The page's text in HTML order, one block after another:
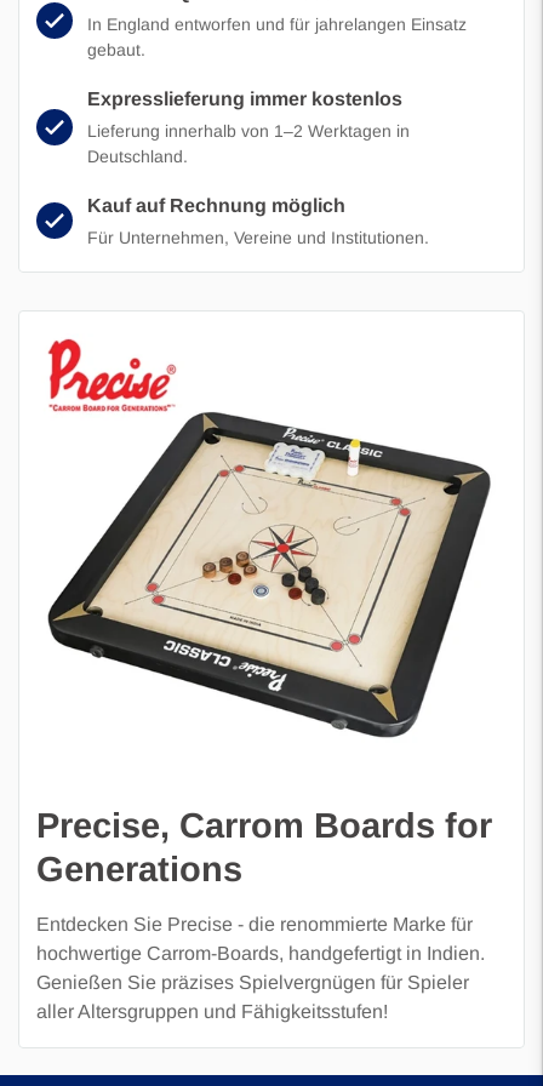
In England entworfen und für jahrelangen Einsatz
gebaut.
Expresslieferung immer kostenlos
Lieferung innerhalb von 1–2 Werktagen in
Deutschland.
Kauf auf Rechnung möglich
Für Unternehmen, Vereine und Institutionen.
Precise, Carrom Boards for
Generations
Entdecken Sie Precise - die renommierte Marke für
hochwertige Carrom-Boards, handgefertigt in Indien.
Genießen Sie präzises Spielvergnügen für Spieler
aller Altersgruppen und Fähigkeitsstufen!